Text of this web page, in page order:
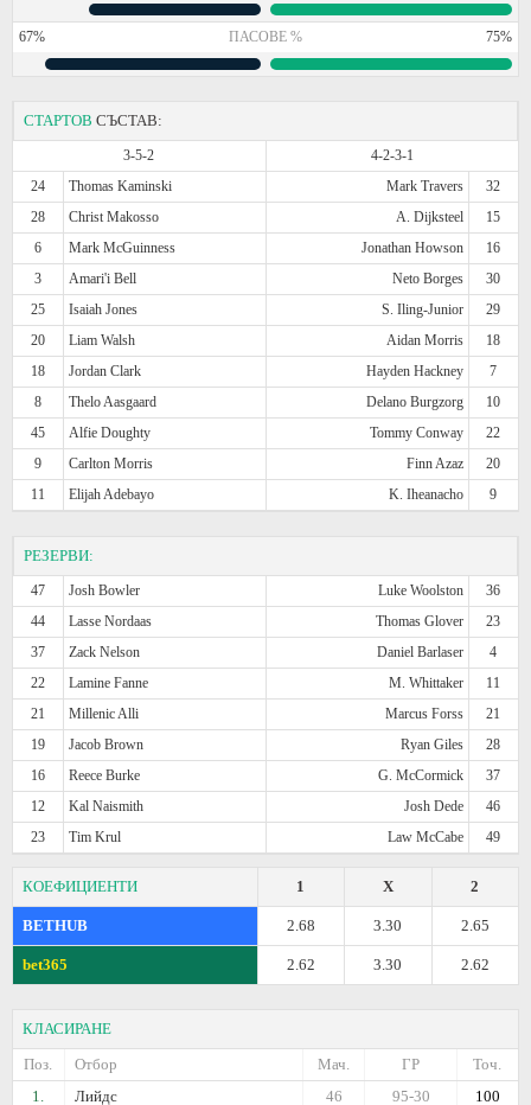
67% ПАСОВЕ % 75%
СТАРТОВ СЪСТАВ:
3-5-2
4-2-3-1
24
Thomas Kaminski Mark Travers
32
28
Christ Makosso A. Dijksteel
15
6
Mark McGuinness Jonathan Howson
16
3
Amari'i Bell Neto Borges
30
25
Isaiah Jones S. Iling-Junior
29
20
Liam Walsh Aidan Morris
18
18
Jordan Clark Hayden Hackney
7
8
Thelo Aasgaard Delano Burgzorg
10
45
Alfie Doughty Tommy Conway
22
9
Carlton Morris Finn Azaz
20
11
Elijah Adebayo K. Iheanacho 9
РЕЗЕРВИ:
47 Josh Bowler Luke Woolston
36
44
Lasse Nordaas Thomas Glover
23
37
Zack Nelson Daniel Barlaser
4
22
Lamine Fanne M. Whittaker
11
21
Millenic Alli Marcus Forss
21
19
Jacob Brown Ryan Giles
28
16
Reece Burke G. McCormick
37
12
Kal Naismith Josh Dede
46
23
Tim Krul Law McCabe 49
КОЕФИЦИЕНТИ 2
X
1
BETHUB 2.65
3.30
2.68
bet365 2.62
3.30
2.62
КЛАСИРАНЕ
Поз.
Отбор Точ.
ГР
Мач.
1.
Лийдс 100
95-30
46